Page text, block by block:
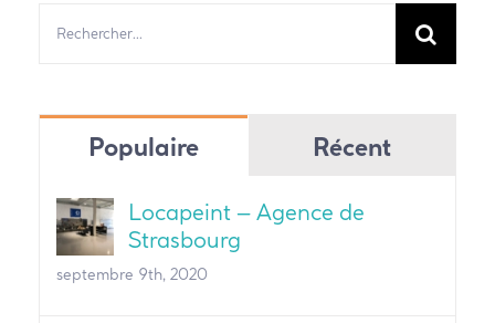
Populaire Récent
Locapeint – Agence de
Strasbourg
septembre 9th, 2020